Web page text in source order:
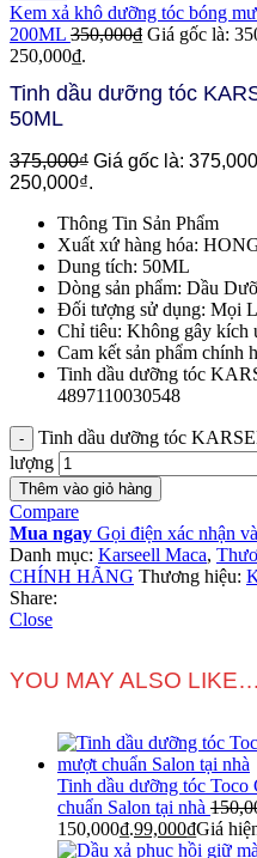
Kem xả khô dưỡng tóc bóng
200ML 350,000₫ Giá gốc là:
250,000₫.
Tinh dầu dưỡng tóc
50ML
375,000₫ Giá gốc là:
250,000₫.
Thông Tin Sản Phẩm
Xuất xứ hàng hóa:
Dung tích: 50ML
Dòng sản phẩm: Dầu
Đối tượng sử dụng: Mọi
Chỉ tiêu: Không gây kích
Cam kết sản phẩm chính
Tinh dầu dưỡng tóc
4897110030548
Tinh dầu dưỡng tóc
lượng
Thêm vào giỏ hàng
Compare
Mua ngay Gọi điện xác nhận
Danh mục: Karseell Maca,
CHÍNH HÃNG Thương hiệu:
Share:
Close
YOU MAY ALSO LIKE…
Tinh dầu dưỡng tóc
chuẩn Salon tại nhà
150,000₫.99,000₫Giá